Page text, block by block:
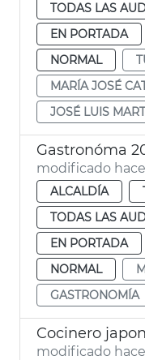
TODAS LAS
EN PORTADA
NORMAL
MARÍA JOSÉ
JOSÉ LUIS
Gastronóma
modificado
ALCALDÍA
TODAS LAS
EN PORTADA
NORMAL
GASTRONOMÍA
modificado